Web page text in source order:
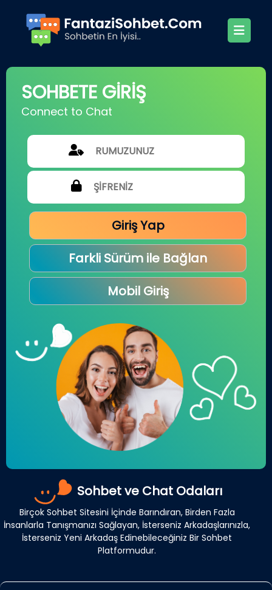
SOHBETE GİRİŞ
Connect to Chat
Giriş Yap
Farkli Sürüm ile Bağlan
Mobil Giriş
Sohbet ve Chat Odaları
Birçok Sohbet Sitesini İçinde Barındıran, Birden Fazla
İnsanlarla Tanışmanızı Sağlayan, İsterseniz Arkadaşlarınızla,
İsterseniz Yeni Arkadaş Edinebileceğiniz Bir Sohbet
Platformudur.